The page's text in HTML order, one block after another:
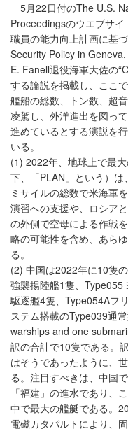
5月22日付のThe U.S.
Proceedingsのウエブサ
職員の能力向上計画に基
Security Policy in
E. Fanell退役海軍大佐の
する論説を掲載し、ここ
艦船の総数、トン数、超
凌駕し、外洋進出を図っ
進めているとする演説を
いる。
(1) 2022年、地球上で最
下、「PLAN」という）
ミサイルの総数で米海軍
演習への支援や、ロシア
の外側で空母による作戦
略の可能性を含め、あら
る。
(2) 中国は2022年に10隻
強襲揚陸艦1隻、Type055
駆逐艦4隻、Type054Aフ
ステム搭載のType039通
warships and one
訳の合計で10隻である。
はそうであったように、
る。注目すべきは、中国
「福建」の進水であり、
中で最大の艦艇である。
電磁カタパルトにより、